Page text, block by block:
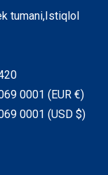
tumani,Istiqlol
0001 (EUR €)
0001 (USD $)